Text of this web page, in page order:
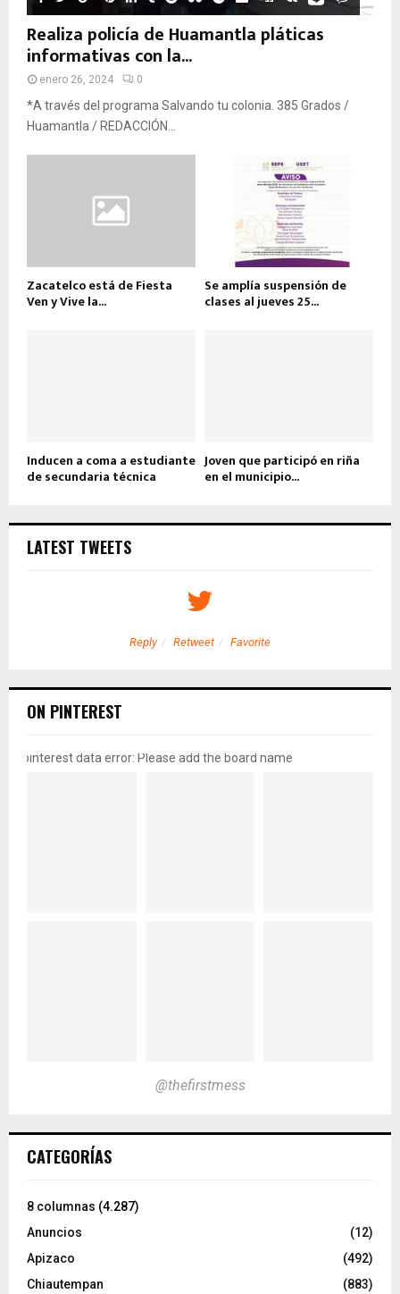
Realiza policía de Huamantla pláticas
informativas con la...
enero 26, 2024 0
*A través del programa Salvando tu colonia. 385 Grados /
Huamantla / REDACCIÓN...
Zacatelco está de Fiesta
Ven y Vive la...
Se amplía suspensión de
clases al jueves 25...
Inducen a coma a estudiante
de secundaria técnica
Joven que participó en riña
en el municipio...
LATEST TWEETS
Reply Retweet Favorite
ON PINTEREST
pinterest data error: Please add the board name
@thefirstmess
CATEGORÍAS
8 columnas (4.287)
Anuncios
(12)
Apizaco
(492)
Chiautempan
(883)